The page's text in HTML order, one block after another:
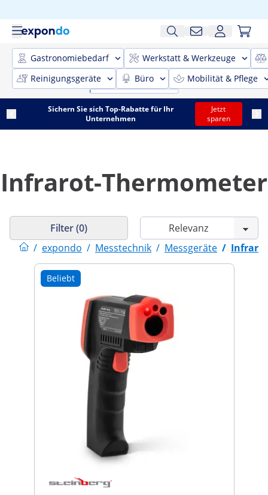
Gastronomiebedarf
Werkstatt & Werkzeuge
Reinigungsgeräte
Büro Mobilität & Pflege
Sichern Sie sich Top-Rabatte für Ihr
Unternehmen
Jetzt
sparen
Infrarot-Thermometer
/ expondo / Messtechnik / Messgeräte /
Filter (0)
Beliebt